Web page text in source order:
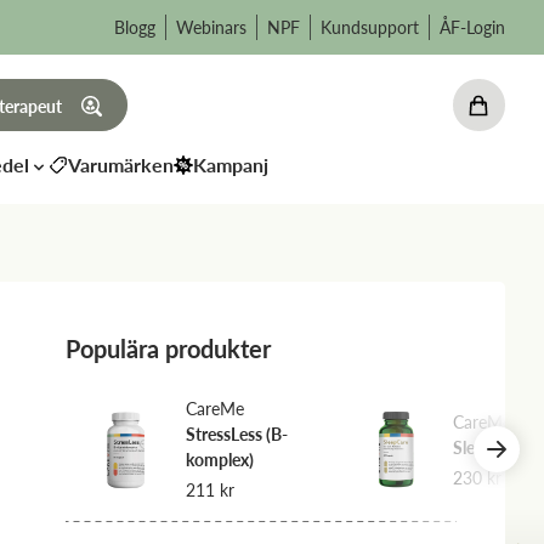
Blogg Webinars NPF Kundsupport ÅF-Login
Varumärken Kampanj
Populära produkter
CareMe
StressLess (B-
komplex)
211 kr
CareMe
SleepCare
230 kr